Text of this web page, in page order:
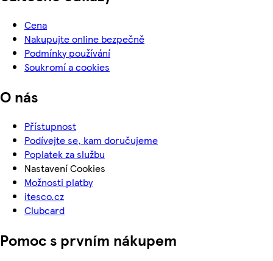
Cena
Nakupujte online bezpečně
Podmínky používání
Soukromí a cookies
O nás
Přístupnost
Podívejte se, kam doručujeme
Poplatek za službu
Nastavení Cookies
Možnosti platby
itesco.cz
Clubcard
Pomoc s prvním nákupem